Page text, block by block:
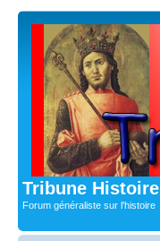
Tribune Histoire
Forum généraliste sur l'histoire